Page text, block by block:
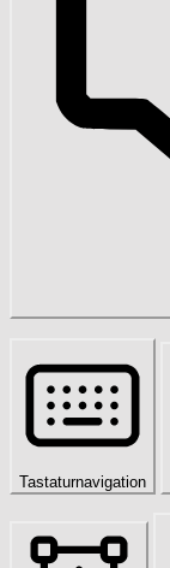
Tastaturnavigation